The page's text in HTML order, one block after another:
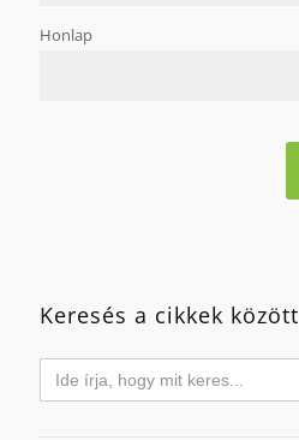
Honlap
Keresés a cikkek között
Search
for: